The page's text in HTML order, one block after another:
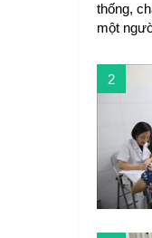
thống,
một
2